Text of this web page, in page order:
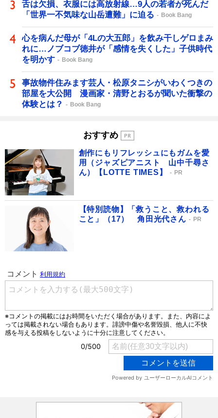
舌は欠損、衣服には高放射線…9人の若者が死んだ
「世界一不気味な山岳遭難」に迫る
Book Bang
心を病んだ母が「4Lの大五郎」を飲み干しゲロまみ
れに…ノブコブ徳井が「感情を失くした」子供時代
を明かす
Book Bang
事故物件住みます芸人・松原タニシがいわくつきの
部屋を大公開 漫画家・清野とおるが聞いた衝撃の
体験とは？
Book Bang
おすすめ
創作にもリフレッシュにもガムを愛
用（ジャズピアニスト 山中千尋さ
ん）【LOTTE TIMES】
PR
【特別読物】「救うこと、救われる
こと」（17） 角田光代さん
PR